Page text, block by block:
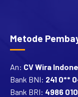
Metode
An: CV Wira
Bank BNI: 241 0**
Bank BRI: 4986